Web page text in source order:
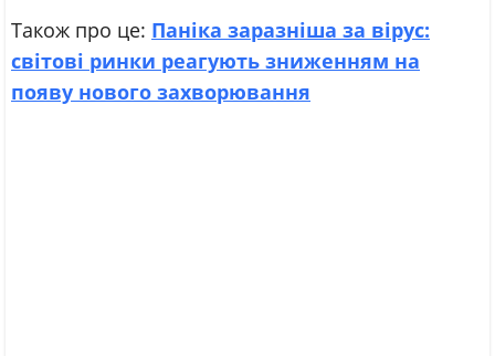
Також про це: Паніка заразніша за вірус:
світові ринки реагують зниженням на
появу нового захворювання